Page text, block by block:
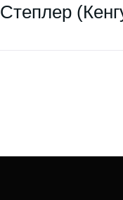
Степлер